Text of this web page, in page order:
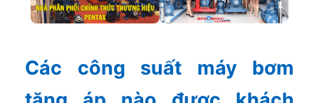
Các công suất máy bơm